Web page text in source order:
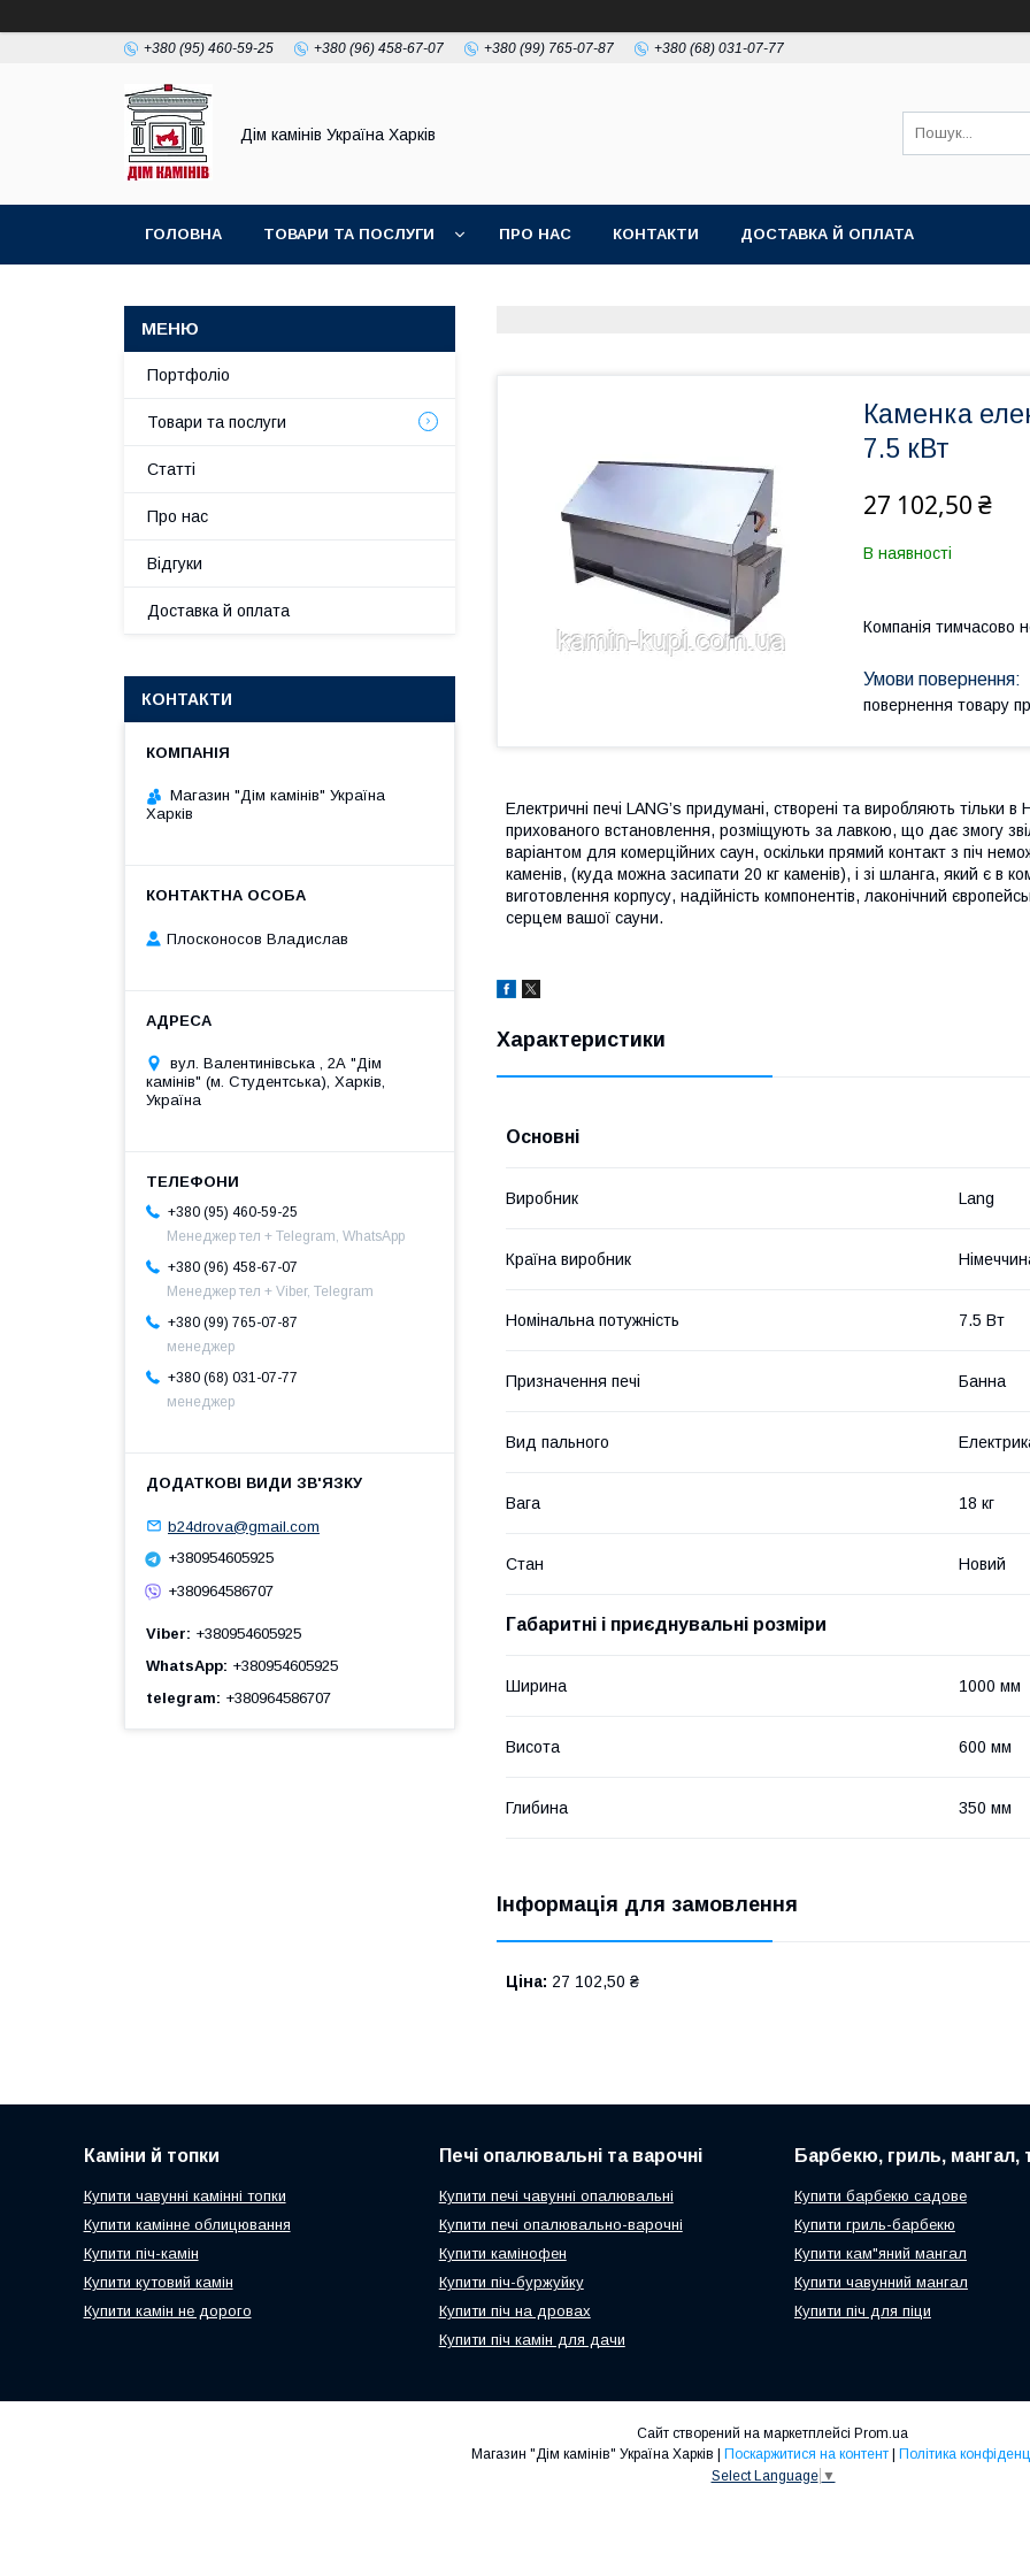
+380 (95) 460-59-25 +380 (96) 458-67-07 +380 (99) 765-07-87 +380 (68) 031-07-77
Дім камінів Україна Харків
ГОЛОВНА ТОВАРИ ТА ПОСЛУГИ ПРО НАС КОНТАКТИ ДОСТАВКА Й ОПЛАТА
Каменка
7.5 кВт
27 102,50 ₴
В наявності
Компанія тимчасово
повернення товару
Електричні печі LANG’s придумані, створені та виробляють тільки
прихованого встановлення, розміщують за лавкою, що дає змогу
варіантом для комерційних саун, оскільки прямий контакт з піч
каменів, (куда можна засипати 20 кг каменів), і зі шланга, який є в
виготовлення корпусу, надійність компонентів, лаконічний
серцем вашої сауни.
Характеристики
Основні
Виробник Lang
Країна виробник
Номінальна потужність 7.5 Вт
Призначення печі Банна
Вид пального
Вага 18 кг
Стан Новий
Габаритні і приєднувальні розміри
Ширина 1000 мм
Висота 600 мм
Глибина 350 мм
Інформація для замовлення
Ціна: 27 102,50 ₴
Портфоліо
Товари та послуги
Статті
Про нас
Відгуки
Доставка й оплата
КОНТАКТИ
Магазин "Дім камінів" Україна
Харків
Плосконосов Владислав
вул. Валентинівська , 2А "Дім
камінів" (м. Студентська), Харків,
Україна
+380 (95) 460-59-25
Менеджер тел + Telegram, WhatsApp
+380 (96) 458-67-07
Менеджер тел + Viber, Telegram
+380 (99) 765-07-87
менеджер
+380 (68) 031-07-77
менеджер
b24drova@gmail.com
+380954605925
+380964586707
Viber
+380954605925
WhatsApp +380954605925
telegram
+380964586707
Каміни й топки
Купити чавунні камінні топки
Купити камінне облицювання
Купити піч-камін
Купити кутовий камін
Купити камін не дорого
Печі опалювальні та варочні
Купити печі чавунні опалювальні
Купити печі опалювально-варочні
Купити камінофен
Купити піч-буржуйку
Купити піч на дровах
Купити піч камін для дачи
Барбекю, гриль, мангал,
Купити барбекю садове
Купити гриль-барбекю
Купити кам"яний мангал
Купити чавунний мангал
Купити піч для піци
Сайт створений на маркетплейсі Prom.ua
Поскаржитися на контент
Політика
Select Language ▼